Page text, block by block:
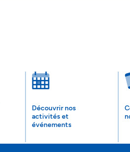
Découvrir nos
activités et
événements